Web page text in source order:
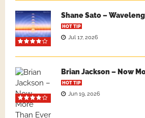
Shane Sato –
HOT TIP
Jul 17, 2026
Brian Jackson – Now
HOT TIP
Jun 19, 2026